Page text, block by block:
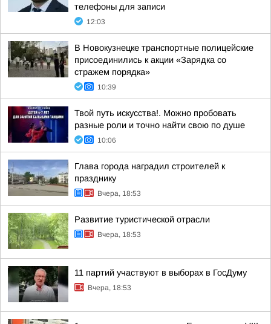
телефоны для записи
12:03
В Новокузнецке транспортные полицейские
присоединились к акции «Зарядка со
стражем порядка»
10:39
Твой путь искусства!. Можно пробовать
разные роли и точно найти свою по душе
10:06
Глава города наградил строителей к
празднику
Вчера, 18:53
Развитие туристической отрасли
Вчера, 18:53
11 партий участвуют в выборах в ГосДуму
Вчера, 18:53